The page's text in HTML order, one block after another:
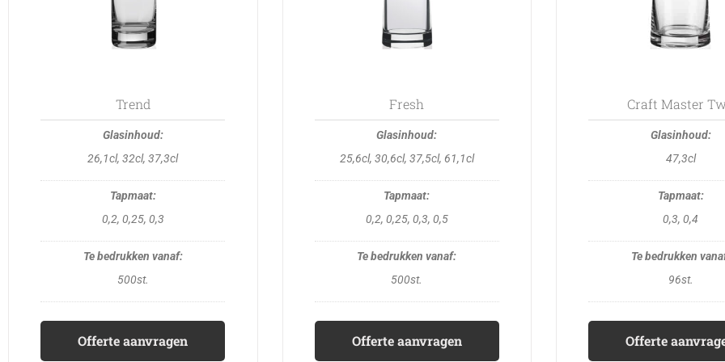
Trend
26,1cl, 32cl, 37,3cl
0,2, 0,25, 0,3
500st.
Offerte aanvragen
may
be
the
Fresh
25,6cl, 30,6cl, 37,5cl, 61,1cl
0,2, 0,25, 0,3, 0,5
500st.
Offerte aanvragen
may
be
the
Craft Master
47,3cl
0,3, 0,4
96st.
Offerte
may
be
the